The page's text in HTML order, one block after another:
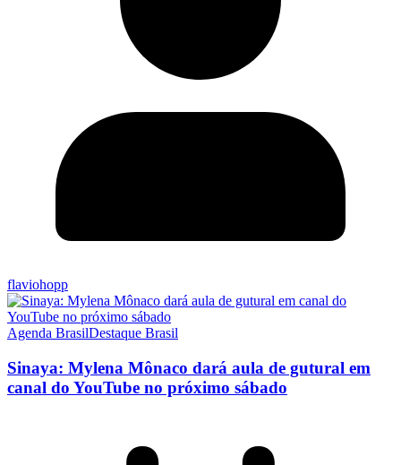
flaviohopp
Agenda BrasilDestaque Brasil
Sinaya: Mylena Mônaco dará aula de gutural em
canal do YouTube no próximo sábado